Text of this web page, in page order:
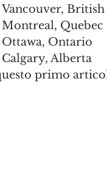
Vancouver,
Montreal, Quebec
Ottawa, Ontario
Calgary, Alberta
primo